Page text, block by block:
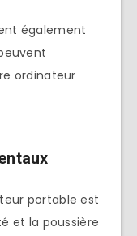
également
ordinateur
portable est
et la poussière